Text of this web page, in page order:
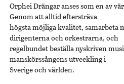
Orphei Drängar anses som en av
Genom att alltid eftersträva
högsta möjliga kvalitet, samarbeta
dirigenterna och orkestrarna, och
regelbundet beställa nyskriven
manskörssångens utveckling i
Sverige och världen.